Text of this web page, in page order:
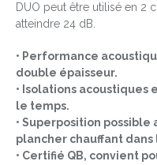
DUO peut être utilisé en 2
atteindre 24 dB.
• Performance
double épaisseur.
• Isolations acoustiques
le temps.
• Superposition
plancher chauffant
• Certifié QB, convient